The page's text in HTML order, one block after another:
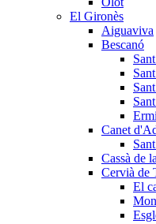
El Gironès
Aiguaviva
Bescanó
Canet
Cassà de
Cervià de
El